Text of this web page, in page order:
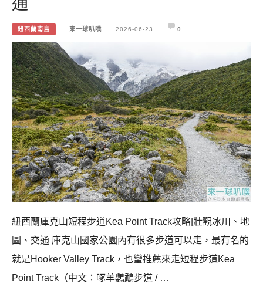
紐西蘭南島 來一球叭噗 2026-06-23 0
紐西蘭庫克山短程步道Kea Point Track攻略|壯觀冰川、地
圖、交通 庫克山國家公園內有很多步道可以走，最有名的
就是Hooker Valley Track，也蠻推薦來走短程步道Kea
Point Track（中文：啄羊鸚鵡步道 / …